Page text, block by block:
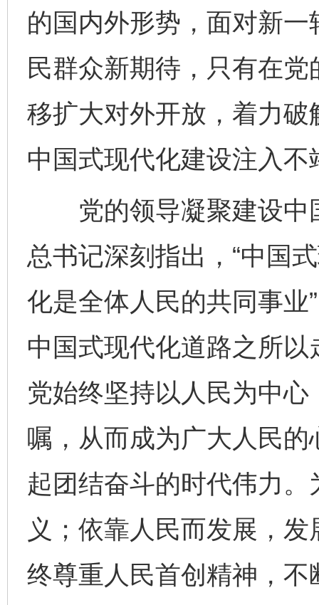
的国内外形势，面对新
民群众新期待，只有在
移扩大对外开放，着力
中国式现代化建设注入不
党的领导凝聚建设中
总书记深刻指出，“中国
化是全体人民的共同事业
中国式现代化道路之所
党始终坚持以人民为中
嘱，从而成为广大人民
起团结奋斗的时代伟力
义；依靠人民而发展，
终尊重人民首创精神，